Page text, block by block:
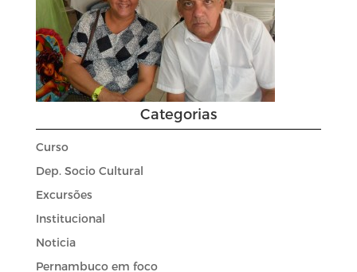
Categorias
Curso
Dep. Socio Cultural
Excursões
Institucional
Noticia
Pernambuco em foco